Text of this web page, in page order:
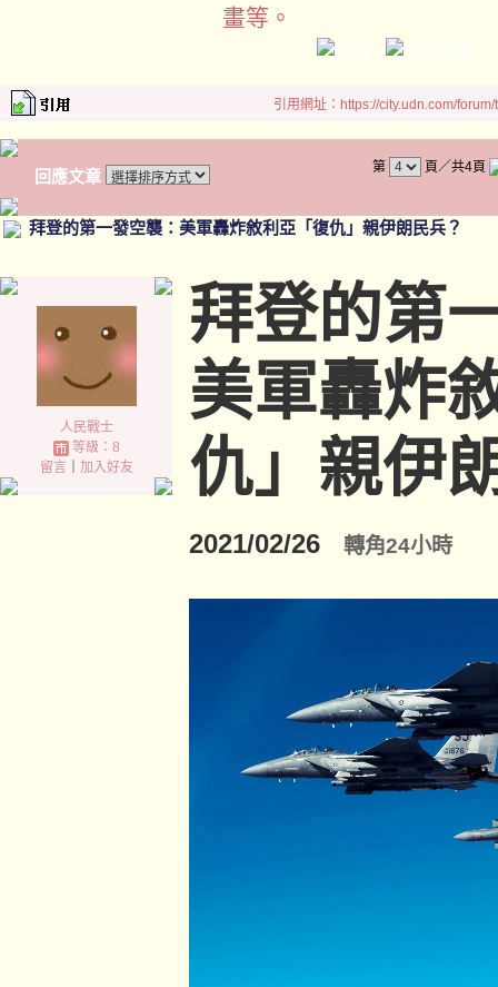
畫等。
引用網址：https://city.udn.com/
回應文章 第 頁／共4頁
拜登的第一發空襲：美軍轟炸敘利亞「復仇」親伊朗民兵？
人民戰士
等級：8
留言｜ 加入好友
拜登的第
美軍轟炸
仇」親伊
2021/02/26 轉角24小時